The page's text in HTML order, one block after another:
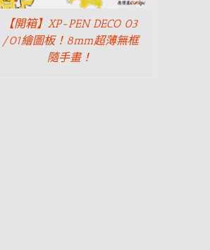
【開箱】XP-PEN DECO 03
/01繪圖板！8mm超薄無框
隨手畫！